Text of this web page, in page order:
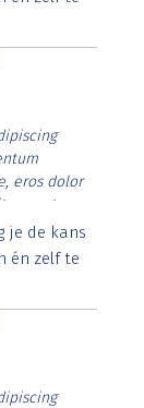
eros dolor
erat.
lorem
je de kans
én zelf te